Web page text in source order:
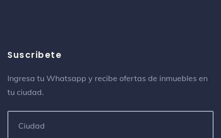
Suscribete
Ingresa tu Whatsapp y recibe ofertas de inmuebles en
tu ciudad.